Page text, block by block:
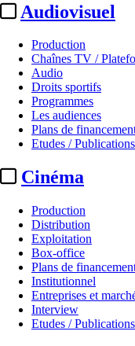
Audiovisuel
Production
Chaînes TV /
Audio
Droits sportifs
Programmes
Les audiences
Plans de
Etudes / Publications
Cinéma
Production
Distribution
Exploitation
Box-office
Plans de
Institutionnel
Entreprises et
Interview
Etudes / Publications